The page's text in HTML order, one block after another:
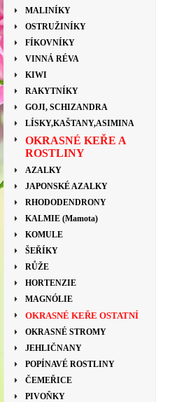
MALINÍKY
OSTRUŽINÍKY
FÍKOVNÍKY
VINNÁ RÉVA
KIWI
RAKYTNÍKY
GOJI, SCHIZANDRA
LÍSKY,KAŠTANY,ASIMINA
OKRASNÉ KEŘE A
ROSTLINY
AZALKY
JAPONSKÉ AZALKY
RHODODENDRONY
KALMIE (Mamota)
KOMULE
ŠEŘÍKY
RŮŽE
HORTENZIE
MAGNÓLIE
OKRASNÉ KEŘE OSTATNÍ
OKRASNÉ STROMY
JEHLIČNANY
POPÍNAVÉ ROSTLINY
ČEMEŘICE
PIVOŇKY